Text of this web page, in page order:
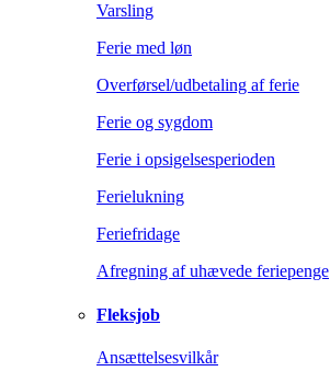
Varsling
Ferie med løn
Overførsel/udbetaling af ferie
Ferie og sygdom
Ferie i opsigelsesperioden
Ferielukning
Feriefridage
Afregning af uhævede feriepenge
Fleksjob
Ansættelsesvilkår